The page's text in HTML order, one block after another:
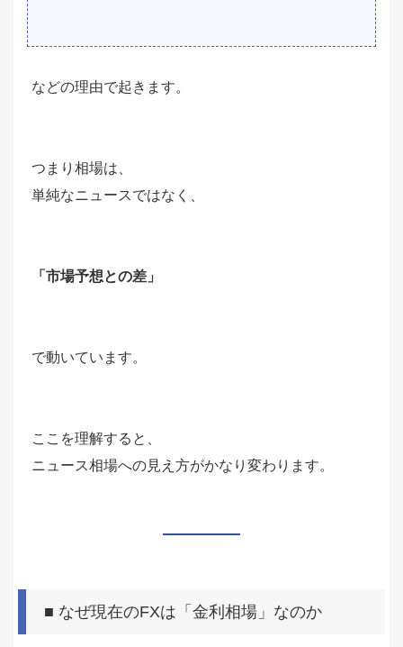
などの理由で起きます。
つまり相場は、
単純なニュースではなく、
「市場予想との差」
で動いています。
ここを理解すると、
ニュース相場への見え方がかなり変わります。
■ なぜ現在のFXは「金利相場」なのか